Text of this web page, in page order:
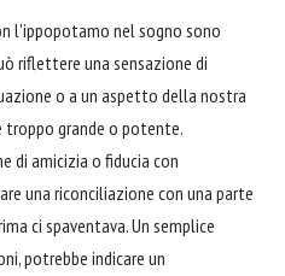
l'ippopotamo nel sogno sono
riflettere una sensazione di
o a un aspetto della nostra
troppo grande o potente.
di amicizia o fiducia con
una riconciliazione con una parte
ci spaventava. Un semplice
potrebbe indicare un